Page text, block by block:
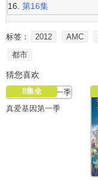
第16集
标签： 2012 AMC
都市
猜您喜欢
8集全
真爱基因第一季